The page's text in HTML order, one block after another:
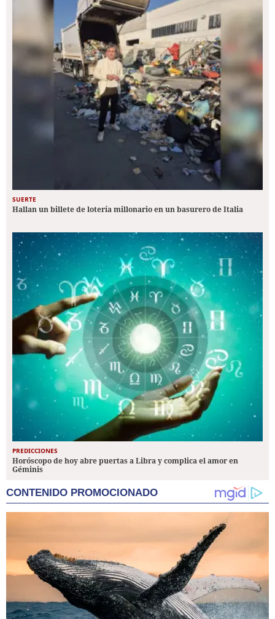
SUERTE
Hallan un billete de lotería millonario en un basurero de Italia
PREDICCIONES
Horóscopo de hoy abre puertas a Libra y complica el amor en
Géminis
CONTENIDO PROMOCIONADO